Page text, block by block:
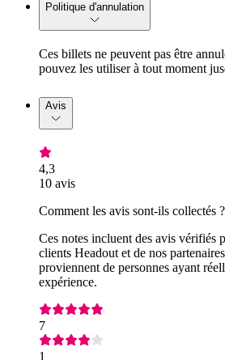
Politique d'annulation
Ces billets ne peuvent pas être
pouvez les utiliser à tout moment
Avis
4,3
10 avis
Comment les avis sont-ils collectés ?
Ces notes incluent des avis vérifiés
clients Headout et de nos
proviennent de personnes ayant
expérience.
7
1